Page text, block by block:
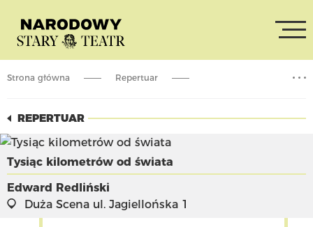
Strona główna
Repertuar
REPERTUAR
Tysiąc kilometrów od świata
Edward Redliński
Duża Scena ul. Jagiellońska 1